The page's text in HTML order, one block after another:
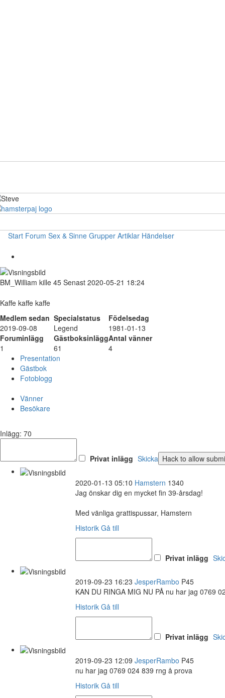
Start Forum Sex & Sinne Grupper Artiklar Händelser
BM_William kille 45 Senast 2020-05-21 18:24
Kaffe kaffe kaffe
Medlem sedan Specialstatus
Födelsedag
2019-09-08
Legend
1981-01-13
Foruminlägg
GästboksinläggAntal vänner
1
61
4
Presentation
Gästbok
Fotoblogg
Vänner
Besökare
Inlägg: 70
Privat inlägg Skicka
2020-01-13 05:10 Hamstern 1340
Jag önskar dig en mycket fin 39-årsdag!
Med vänliga grattispussar, Hamstern
Historik Gå till
Privat inlägg
2019-09-23 16:23 JesperRambo P45
KAN DU RINGA MIG NU PÅ nu har jag 0769
Historik Gå till
Privat inlägg
2019-09-23 12:09 JesperRambo P45
nu har jag 0769 024 839 rng å prova
Historik Gå till